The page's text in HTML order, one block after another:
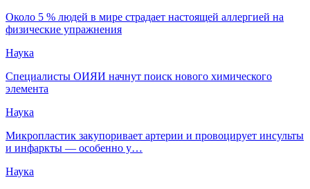
Около 5 % людей в мире страдает настоящей аллергией на
физические упражнения
Наука
Специалисты ОИЯИ начнут поиск нового химического
элемента
Наука
Микропластик закупоривает артерии и провоцирует инсульты
и инфаркты — особенно у…
Наука